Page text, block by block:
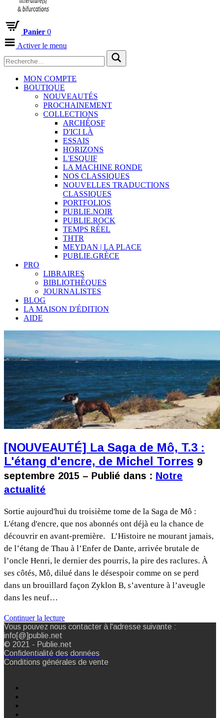
Panier 0
Activer le menu
MON COMPTE
BOUTIQUE
NOUVEAUTÉS
PROCHAINEMENT
COLLECTIONS
ARCHÉOSF
D'ICI LÀ
ESSAIS
HORIZONS
L'ESQUIF
LA MACHINE RONDE
NOS CLASSIQUES
NOUVELLES TRADUCTIONS
CLASSIQUES
PORTFOLIOS
PUBLIE.NOIR
PUBLIE.ROCK
TEMPS RÉEL
THTR
MEYDAN | LA PLACE
PUBLIE.GRÈCE
PRO
LIBRAIRES
BIBLIOTHÈQUES
JOURNALISTES
BLOG
LA MAISON D'ÉDITION
AIDE
[NOUVEAUTÉ] La Saga de Mô, T.3 :
L'étang d'encre, de Michel Torres 9
septembre 2015 – Publié dans : Notre
actualité
Sortie aujourd'hui du troisième tome de la Saga de Mô :
L'étang d'encre, que nos abonnés ont déjà eu la chance de
découvrir en avant-première. L’Histoire ne mourant jamais,
de l’étang de Thau à l’Enfer de Dante, arrivée brutale de
l’oncle Henri, le dernier des pourris, la pire des raclures. À
ses côtés, Mô, dilué dans le désespoir comme on se perd
dans un brouillard façon Zyklon B, s’aventure à l’aveugle
dans les neuf…
Continuer la lecture
Vous pouvez nous contacter à l'adresse suivante :
info[@]publie.net
© 2021 - Publie.net
Confidentialité des données
Conditions générales de vente